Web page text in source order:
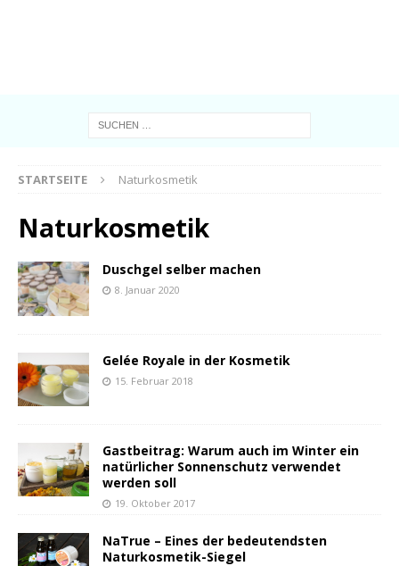
STARTSEITE Naturkosmetik
Naturkosmetik
Duschgel selber machen
8. Januar 2020
Gelée Royale in der Kosmetik
15. Februar 2018
Gastbeitrag: Warum auch im Winter ein
natürlicher Sonnenschutz verwendet
werden soll
19. Oktober 2017
NaTrue – Eines der bedeutendsten
Naturkosmetik-Siegel